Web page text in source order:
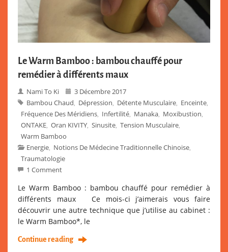
Le Warm Bamboo : bambou chauffé pour
remédier à différents maux
Nami To Ki
3 Décembre 2017
Bambou Chaud
Dépression Détente Musculaire Enceinte
Fréquence Des Méridiens Infertilité Manaka Moxibustion
ONTAKE Oran KIVITY Sinusite Tension Musculaire
Warm Bamboo
Energie Notions De Médecine Traditionnelle Chinoise
Traumatologie
1 Comment
Le Warm Bamboo : bambou chauffé pour remédier à
différents maux Ce mois-ci j’aimerais vous faire
découvrir une autre technique que j’utilise au cabinet :
le Warm Bamboo*, le
Continue reading